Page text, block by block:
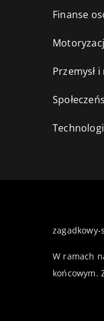
Finanse
Przemysł
W ramach
końcowym.